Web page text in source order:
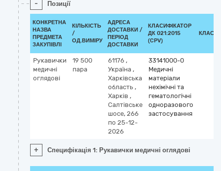
- Позиції
КОНКРЕТНА
НАЗВА
ПРЕДМЕТА
ЗАКУПІВЛІ
КІЛЬКІСТЬ
/
ОД.ВИМІРУ
АДРЕСА
ДОСТАВКИ /
ПЕРІОД
ДОСТАВКИ
КЛАСИФІКАТОР
ДК 021:2015
(CPV)
Рукавички
медичні
оглядові
19 500
пара
61176 ,
Україна ,
Харківська
область ,
Харків ,
Салтівське
шосе, 266
по 25-12-
2026
33141000-0
Медичні
матеріали
нехімічні та
гематологічні
одноразового
застосування
+ Специфікація 1: Рукавички медичні оглядові